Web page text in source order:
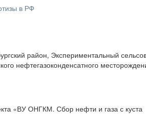
в РФ
район, Экспериментальный
нефтегазоконденсатного
«ВУ ОНГКМ. Сбор нефти и газа с куста